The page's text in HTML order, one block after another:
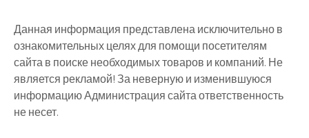
Данная информация представлена исключительно в
ознакомительных целях для помощи посетителям
сайта в поиске необходимых товаров и компаний. Не
является рекламой! За неверную и изменившуюся
информацию Администрация сайта ответственность
не несет.